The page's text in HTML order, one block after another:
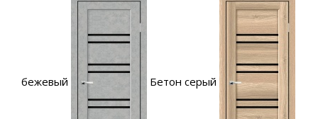
бежевый Бетон серый